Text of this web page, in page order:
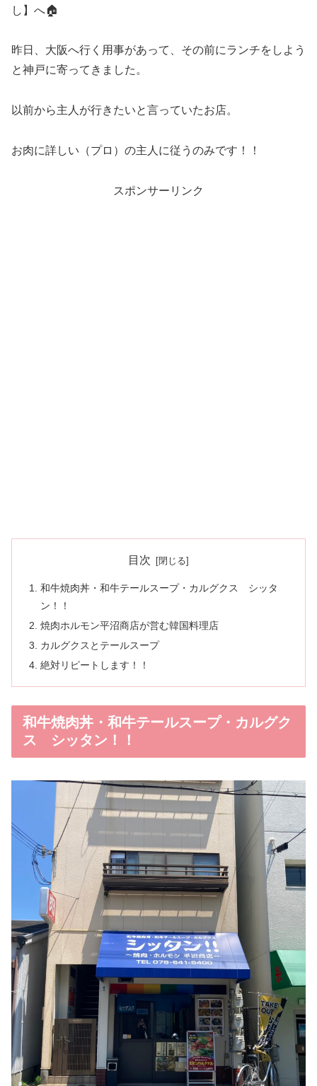
し】へ🏠
昨日、大阪へ行く用事があって、その前にランチをしよう
と神戸に寄ってきました。
以前から主人が行きたいと言っていたお店。
お肉に詳しい（プロ）の主人に従うのみです！！
スポンサーリンク
目次
和牛焼肉丼・和牛テールスープ・カルグクス シッタ
ン！！
焼肉ホルモン平沼商店が営む韓国料理店
カルグクスとテールスープ
絶対リピートします！！
和牛焼肉丼・和牛テールスープ・カルグク
ス シッタン！！